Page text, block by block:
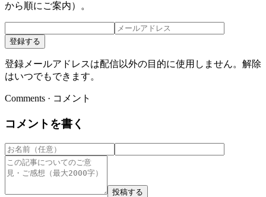
から順にご案内）。
登録する
登録メールアドレスは配信以外の目的に使用しません。解除
はいつでもできます。
Comments · コメント
コメントを書く
投稿する